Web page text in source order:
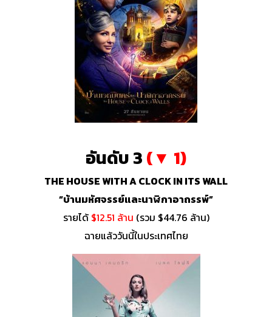
อันดับ 3(▼ 1)
THE HOUSE WITH A CLOCK IN ITS WALL
“บ้านมหัศจรรย์และนาฬิกาอาถรรพ์”
รายได้ $12.51 ล้าน (รวม $44.76 ล้าน)
ฉายแล้ววันนี้ในประเทศไทย